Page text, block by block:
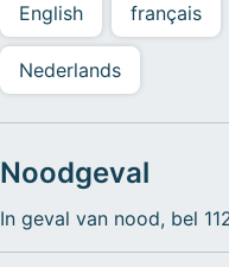
English français
Nederlands
Noodgeval
In geval van nood, bel